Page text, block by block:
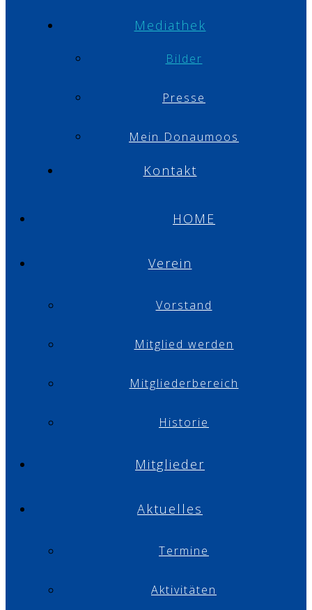
Mediathek
Bilder
Presse
Mein Donaumoos
Kontakt
HOME
Verein
Vorstand
Mitglied werden
Mitgliederbereich
Historie
Mitglieder
Aktuelles
Termine
Aktivitäten